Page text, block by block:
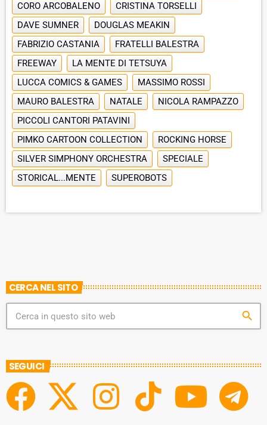
CORO ARCOBALENO
CRISTINA TORSELLI
DAVE SUMNER
DOUGLAS MEAKIN
FABRIZIO CASTANIA
FRATELLI BALESTRA
FREEWAY
LA MENTE DI TETSUYA
LUCCA COMICS & GAMES
MASSIMO ROSSI
MAURO BALESTRA
NATALE
NICOLA RAMPAZZO
PICCOLI CANTORI PATAVINI
PIMKO CARTOON COLLECTION
ROCKING HORSE
SILVER SIMPHONY ORCHESTRA
SPECIALE
STORICAL...MENTE
SUPEROBOTS
CERCA NEL SITO
search
SEGUICI